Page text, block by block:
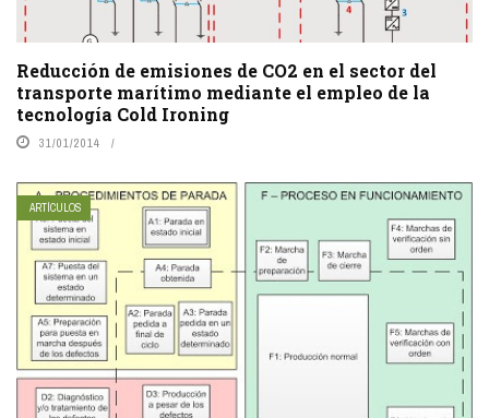
Reducción de emisiones de CO2 en el sector del
transporte marítimo mediante el empleo de la
tecnología Cold Ironing
31/01/2014
ARTÍCULOS